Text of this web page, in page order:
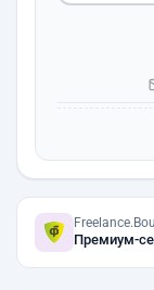
Премиум-